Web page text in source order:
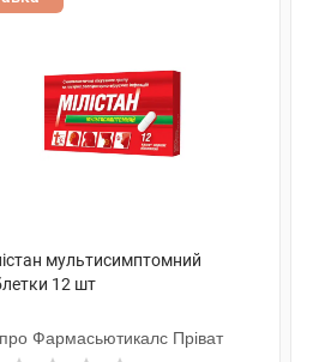
мультисимптомний
12 шт
Фармасьютикалс Пріват